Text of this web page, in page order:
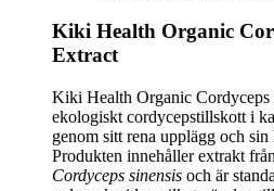
Kiki Health Organic
Extract
Kiki Health Organic Cordyceps
ekologiskt cordycepstillskott i
genom sitt rena upplägg och
Produkten innehåller extrakt
Cordyceps sinensis och är